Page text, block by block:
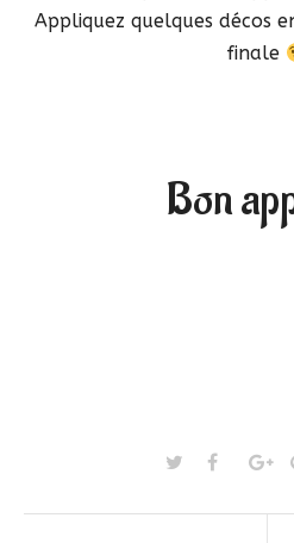
Appliquez quelques décos
finale
Bon